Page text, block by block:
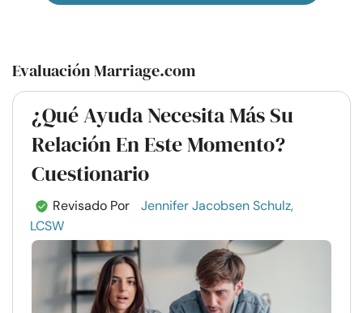
Evaluación Marriage.com
¿Qué Ayuda Necesita Más Su
Relación En Este Momento?
Cuestionario
Revisado Por
Jennifer Jacobsen Schulz,
LCSW